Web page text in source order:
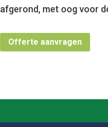
afgerond, met oog voor
Offerte aanvragen